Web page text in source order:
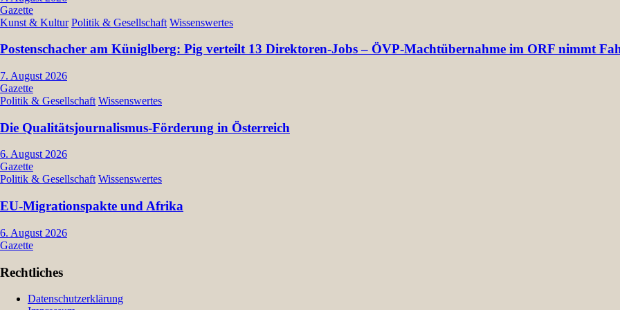
Gazette
Kunst & Kultur Politik & Gesellschaft Wissenswertes
Postenschacher am Küniglberg: Pig verteilt 13 Direktoren-Jobs – ÖVP-Machtübernahme im ORF nimmt
7. August 2026
Gazette
Politik & Gesellschaft Wissenswertes
Die Qualitätsjournalismus-Förderung in Österreich
6. August 2026
Gazette
Politik & Gesellschaft Wissenswertes
EU-Migrationspakte und Afrika
6. August 2026
Gazette
Rechtliches
Datenschutzerklärung